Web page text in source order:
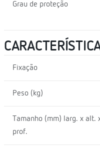
Grau de proteção
Fixação
Peso (kg)
Tamanho (mm) larg. x alt.
prof.